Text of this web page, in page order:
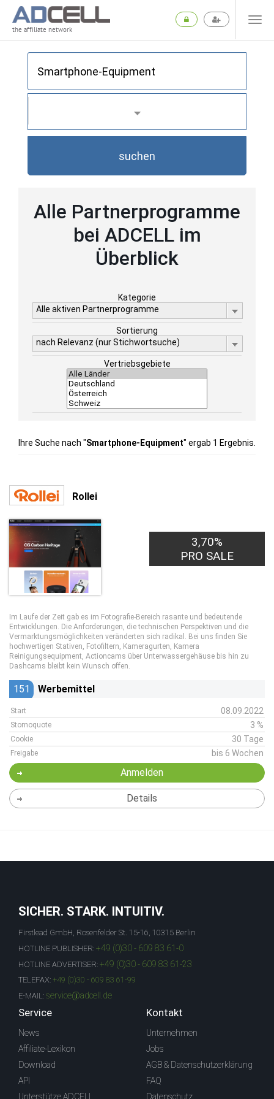
the affiliate network
suchen
Alle Partnerprogramme
bei ADCELL im
Überblick
Kategorie
Alle aktiven Partnerprogramme
Sortierung
nach Relevanz (nur Stichwortsuche)
Vertriebsgebiete
Ihre Suche nach "Smartphone-Equipment" ergab 1 Ergebnis.
Rollei
3,70%
PRO SALE
Im Laufe der Zeit gab es im Fotografie-Bereich rasante und bedeutende
Entwicklungen. Die Anforderungen, die technischen Perspektiven und die
Vermarktungsmöglichkeiten veränderten sich radikal. Bei uns finden Sie
hochwertigen Stativen, Fotofiltern, Kameragurten, Kamera
Reinigungsequipment, Actioncams über Unterwassergehäuse bis hin zu
Dashcams bleibt kein Wunsch offen.
151 Werbemittel
Start 08.09.2022
Stornoquote 3 %
Cookie 30 Tage
Freigabe bis 6 Wochen
Anmelden
Details
SICHER. STARK. INTUITIV.
Firstlead GmbH, Rosenfelder St. 15-16, 10315 Berlin
HOTLINE PUBLISHER: +49 (0)30 - 609 83 61-0
HOTLINE ADVERTISER: +49 (0)30 - 609 83 61-23
TELEFAX: +49 (0)30 - 609 83 61-99
E-MAIL: service@adcell.de
Service
News
Affiliate-Lexikon
Download
API
Unterstütze ADCELL
Kontakt
Unternehmen
Jobs
AGB & Datenschutzerklärung
FAQ
Datenschutz